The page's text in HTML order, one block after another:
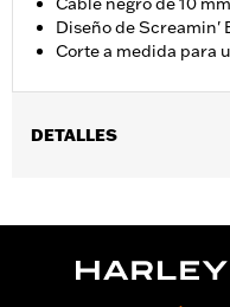
Diseño de Screamin'
Corte a medida para
DETALLES
vinRequerido: false